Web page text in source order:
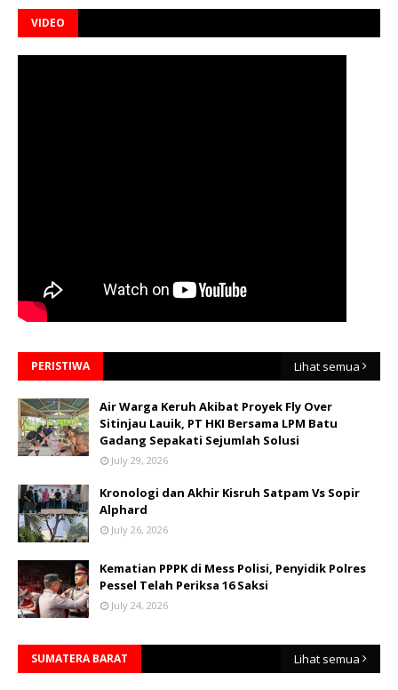
VIDEO
PERISTIWA Lihat semua
Air Warga Keruh Akibat Proyek Fly Over
Sitinjau Lauik, PT HKI Bersama LPM Batu
Gadang Sepakati Sejumlah Solusi
July 29, 2026
Kronologi dan Akhir Kisruh Satpam Vs Sopir
Alphard
July 26, 2026
Kematian PPPK di Mess Polisi, Penyidik Polres
Pessel Telah Periksa 16 Saksi
July 24, 2026
SUMATERA BARAT Lihat semua